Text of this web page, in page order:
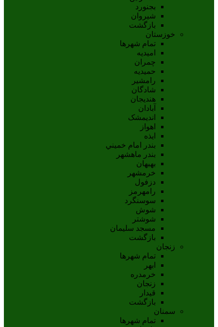
بجنورد
شيروان
بازگشت
خوزستان
تمام شهر‌ها
امیدیه
چمران
حمیدیه
رامشیر
شادگان
هندیجان
آبادان
انديمشک
اهواز
ايذه
بندر امام خميني
بندر ماهشهر
بهبهان
خرمشهر
دزفول
رامهرمز
سوسنگرد
شوش
شوشتر
مسجد سليمان
بازگشت
زنجان
تمام شهر‌ها
ابهر
خرمدره
زنجان
قيدار
بازگشت
سمنان
تمام شهر‌ها